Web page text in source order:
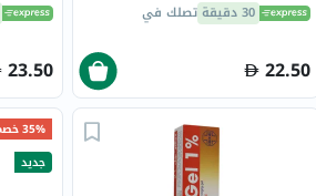
30 دقيقة تصلك في
22.50
23.50
35% خصم
جديد